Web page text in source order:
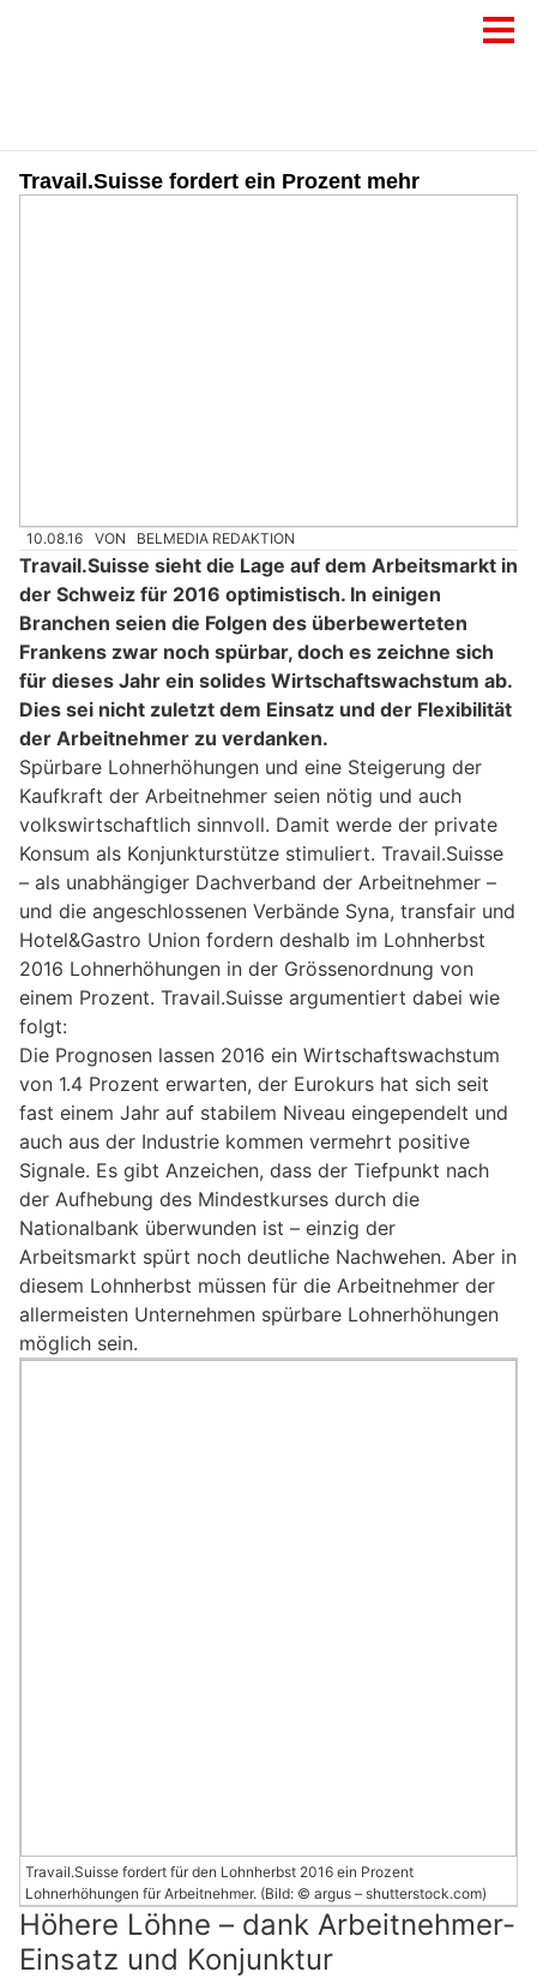
Travail.Suisse fordert ein Prozent mehr
10.08.16 VON BELMEDIA REDAKTION
Travail.Suisse sieht die Lage auf dem Arbeitsmarkt in
der Schweiz für 2016 optimistisch. In einigen
Branchen seien die Folgen des überbewerteten
Frankens zwar noch spürbar, doch es zeichne sich
für dieses Jahr ein solides Wirtschaftswachstum ab.
Dies sei nicht zuletzt dem Einsatz und der Flexibilität
der Arbeitnehmer zu verdanken.
Spürbare Lohnerhöhungen und eine Steigerung der
Kaufkraft der Arbeitnehmer seien nötig und auch
volkswirtschaftlich sinnvoll. Damit werde der private
Konsum als Konjunkturstütze stimuliert. Travail.Suisse
– als unabhängiger Dachverband der Arbeitnehmer –
und die angeschlossenen Verbände Syna, transfair und
Hotel&Gastro Union fordern deshalb im Lohnherbst
2016 Lohnerhöhungen in der Grössenordnung von
einem Prozent. Travail.Suisse argumentiert dabei wie
folgt:
Die Prognosen lassen 2016 ein Wirtschaftswachstum
von 1.4 Prozent erwarten, der Eurokurs hat sich seit
fast einem Jahr auf stabilem Niveau eingependelt und
auch aus der Industrie kommen vermehrt positive
Signale. Es gibt Anzeichen, dass der Tiefpunkt nach
der Aufhebung des Mindestkurses durch die
Nationalbank überwunden ist – einzig der
Arbeitsmarkt spürt noch deutliche Nachwehen. Aber in
diesem Lohnherbst müssen für die Arbeitnehmer der
allermeisten Unternehmen spürbare Lohnerhöhungen
möglich sein.
Travail.Suisse fordert für den Lohnherbst 2016 ein Prozent
Lohnerhöhungen für Arbeitnehmer. (Bild: © argus – shutterstock.com)
Höhere Löhne – dank Arbeitnehmer-
Einsatz und Konjunktur